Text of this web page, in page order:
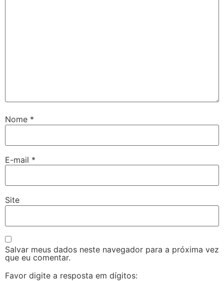
Nome *
E-mail *
Site
Salvar meus dados neste navegador para a próxima vez
que eu comentar.
Favor digite a resposta em dígitos: